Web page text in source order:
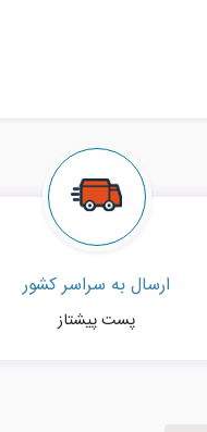
ارسال به سراسر کشور
پست پیشتاز